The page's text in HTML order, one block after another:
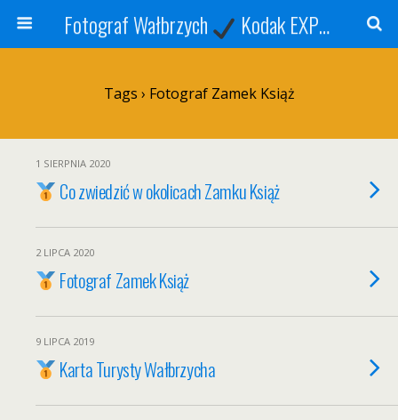
Fotograf Wałbrzych Kodak EXPRESS
Tags › Fotograf Zamek Książ
1 SIERPNIA 2020
Co zwiedzić w okolicach Zamku Książ
2 LIPCA 2020
Fotograf Zamek Książ
9 LIPCA 2019
Karta Turysty Wałbrzycha